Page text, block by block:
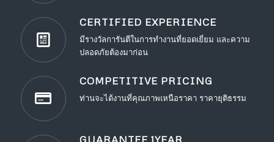
CERTIFIED EXPERIENCE
มีรางวัลการันตีในการทำงานที่ยอดเยี่ยม และความ
ปลอดภัยต้องมาก่อน
COMPETITIVE PRICING
ท่านจะได้งานที่คุณภาพเหนือราคา ราคายุติธรรม